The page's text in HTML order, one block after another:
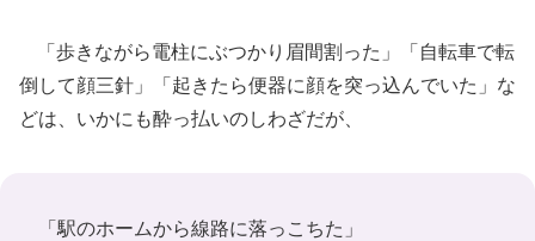
「歩きながら電柱にぶつかり眉間割った」「自転車で転
倒して顔三針」「起きたら便器に顔を突っ込んでいた」な
どは、いかにも酔っ払いのしわざだが、
「駅のホームから線路に落っこちた」